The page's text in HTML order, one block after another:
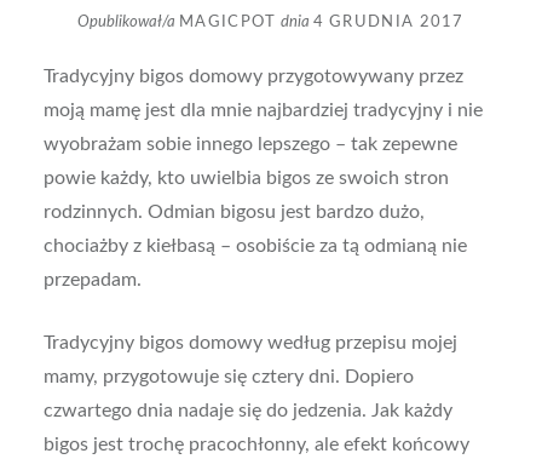
Opublikował/a MAGICPOT dnia 4 GRUDNIA 2017
Tradycyjny bigos domowy przygotowywany przez
moją mamę jest dla mnie najbardziej tradycyjny i nie
wyobrażam sobie innego lepszego – tak zepewne
powie każdy, kto uwielbia bigos ze swoich stron
rodzinnych. Odmian bigosu jest bardzo dużo,
chociażby z kiełbasą – osobiście za tą odmianą nie
przepadam.
Tradycyjny bigos domowy według przepisu mojej
mamy, przygotowuje się cztery dni. Dopiero
czwartego dnia nadaje się do jedzenia. Jak każdy
bigos jest trochę pracochłonny, ale efekt końcowy